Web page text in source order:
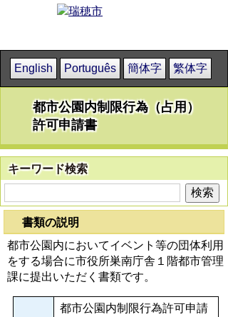
English Português 簡体字 繁体字
都市公園内制限行為（占用）
許可申請書
キーワード検索
書類の説明
都市公園内においてイベント等の団体利用
をする場合に市役所巣南庁舎１階都市管理
課に提出いただく書類です。
都市公園内制限行為許可申請